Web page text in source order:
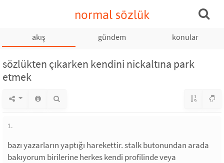
normal sözlük
akış gündem konular
sözlükten çıkarken kendini nickaltına park
etmek
1.
bazı yazarların yaptığı harekettir. stalk butonundan arada
bakıyorum birilerine herkes kendi profilinde veya